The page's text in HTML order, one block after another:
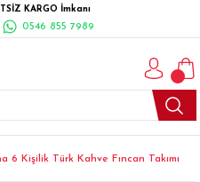
KARGO İmkanı
0546 855 7989
Ankastre Setler
6 Kişilik Türk Kahve Fıncan Takımı